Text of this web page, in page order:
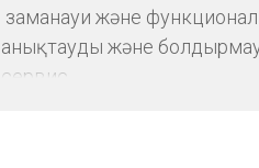
заманауи және
анықтауды және
сервис.